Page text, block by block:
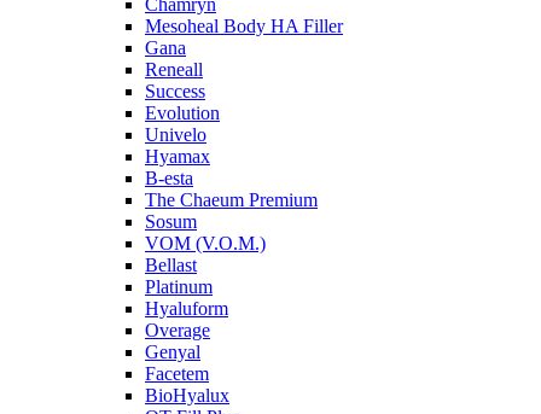
Chamryn
Mesoheal Body HA Filler
Gana
Reneall
Success
Evolution
Univelo
Hyamax
B-esta
The Chaeum Premium
Sosum
VOM (V.O.M.)
Bellast
Platinum
Hyaluform
Overage
Genyal
Facetem
BioHyalux